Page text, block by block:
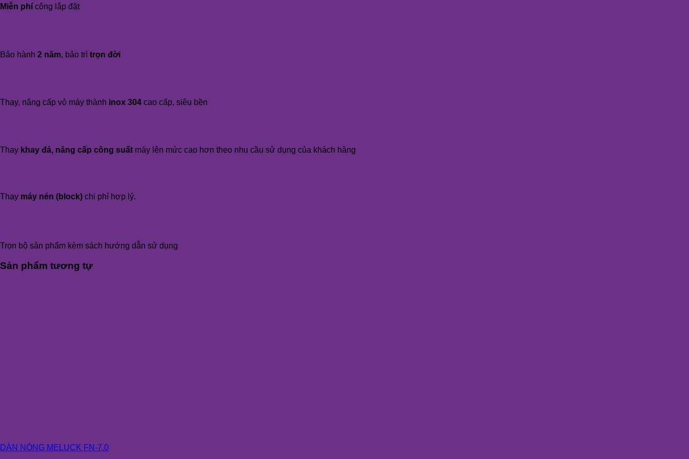
Miễn phí công lắp đặt
Bảo hành 2 năm, bảo trì trọn đời
Thay, nâng cấp vỏ máy thành inox 304 cao cấp, siêu bền
Thay khay đá, nâng cấp công suất máy lên mức cao hơn theo nhu cầu sử dụng của khách hàng
Thay máy nén (block) chi phí hợp lý.
Trọn bộ sản phẩm kèm sách hướng dẫn sử dụng
Sản phẩm tương tự
DÀN NÓNG MELUCK FN-7.0